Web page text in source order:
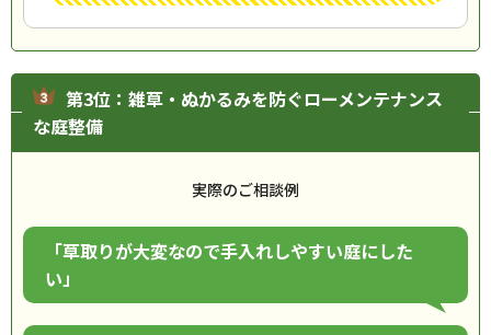
第3位：雑草・ぬかるみを防ぐローメンテナンス
な庭整備
実際のご相談例
「草取りが大変なので手入れしやすい庭にした
い」